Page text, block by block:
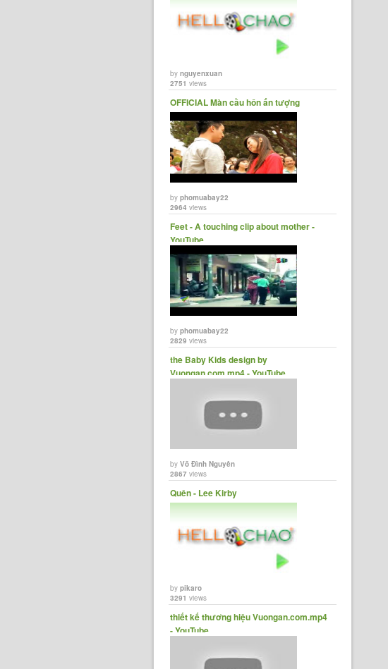
bynguyenxuan
2751 views
OFFICIAL Màn cầu hôn ấn tượng
byphomuabay22
2964 views
Feet - A touching clip about mother -
YouTube
byphomuabay22
2829 views
the Baby Kids design by
Vuongan.com.mp4 - YouTube
byVõ Đình Nguyên
2867 views
Quên - Lee Kirby
bypikaro
3291 views
thiết kế thương hiệu Vuongan.com.mp4
- YouTube